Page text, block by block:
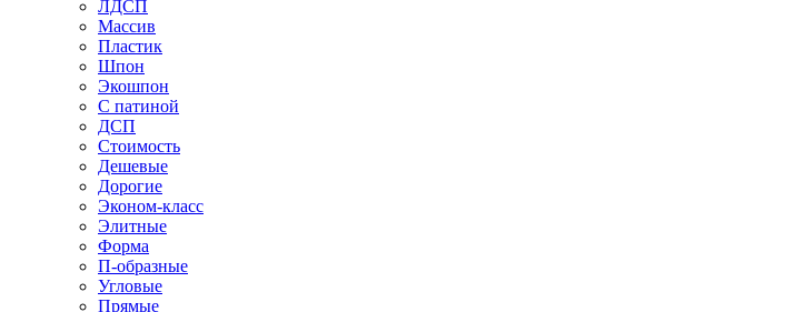
ЛДСП
Массив
Пластик
Шпон
Экошпон
С патиной
ДСП
Стоимость
Дешевые
Дорогие
Эконом-класс
Элитные
Форма
П-образные
Угловые
Прямые